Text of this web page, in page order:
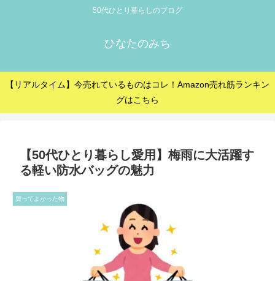
50代ひとり暮らしのブログ
ひなたのみち
【リアルタイム】今売れているものはコレ！Amazon売れ筋ランキン
グはこちら
【50代ひとり暮らし愛用】梅雨に大活躍す
る軽い防水バッグの魅力
買ってよかった物